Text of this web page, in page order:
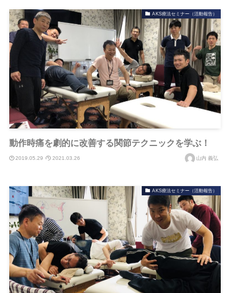
AKS療法セミナー（活動報告）
動作時痛を劇的に改善する関節テクニックを学ぶ！
2019.05.29 2021.03.26 山内 義弘
AKS療法セミナー（活動報告）